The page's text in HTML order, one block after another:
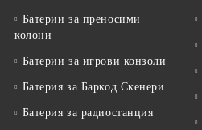
Батерии за преносими
колони
Батерии за игрови конзоли
Батерия за Баркод Скенери
Батерия за радиостанция